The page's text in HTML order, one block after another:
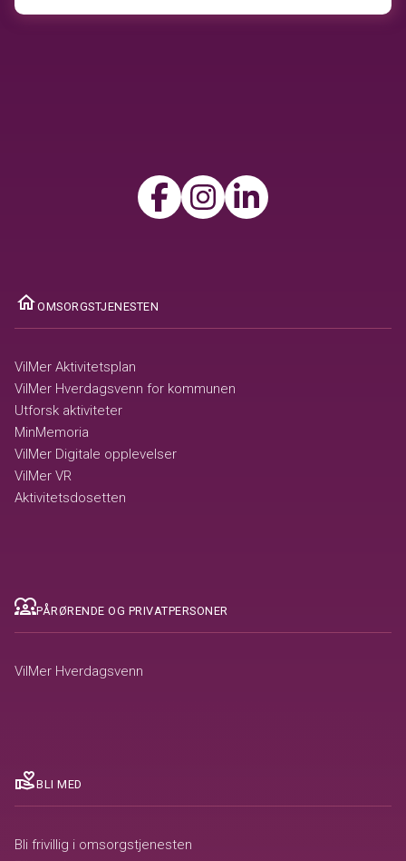
OMSORGSTJENESTEN
VilMer Aktivitetsplan
VilMer Hverdagsvenn for kommunen
Utforsk aktiviteter
MinMemoria
VilMer Digitale opplevelser
VilMer VR
Aktivitetsdosetten
diversity_1PÅRØRENDE OG PRIVATPERSONER
VilMer Hverdagsvenn
volunteer_activismBLI MED
Bli frivillig i omsorgstjenesten